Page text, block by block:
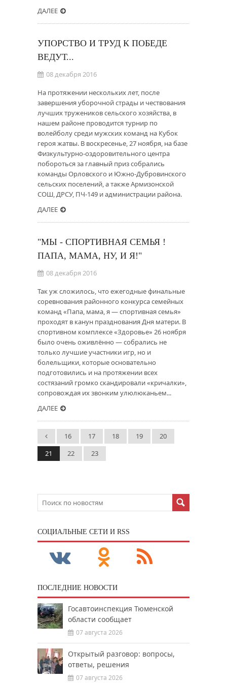
ДАЛЕЕ
УПОРСТВО И ТРУД К ПОБЕДЕ
ВЕДУТ...
08 декабря 2016
На протяжении нескольких лет, после
завершения уборочной страды и чествования
лучших тружеников сельского хозяйства, в
нашем районе проводится турнир по
волейболу среди мужских команд на Кубок
героя жатвы. В воскресенье, 27 ноября, на базе
Физкультурно-оздоровительного центра
побороться за главный приз собрались
команды Орловского и Южно-Дубровинского
сельских поселений, а также Армизонской
СОШ, ДРСУ, ПЧ-149 и администрации района.
ДАЛЕЕ
"МЫ - СПОРТИВНАЯ СЕМЬЯ !
ПАПА, МАМА, НУ, И Я!"
08 декабря 2016
Так уж сложилось, что ежегодные финальные
соревнования районного конкурса семейных
команд «Папа, мама, я — спортивная семья»
проходят в канун празднования Дня матери. В
спортивном комплексе «Здоровье» 26 ноября
было очень оживлённо — собрались не
только лучшие участники игр, но и
болельщики, которые основательно
подготовились и на протяжении всех
состязаний громко скандировали «кричалки»,
сопровождая их звонким улюлюканьем...
ДАЛЕЕ
16 17 18 19
20
21
22 23
CОЦИАЛЬНЫЕ СЕТИ И RSS
ПОСЛЕДНИЕ НОВОСТИ
Госавтоинспекция Тюменской
области сообщает
07 августа 2026
Открытый разговор: вопросы,
ответы, решения
07 августа 2026